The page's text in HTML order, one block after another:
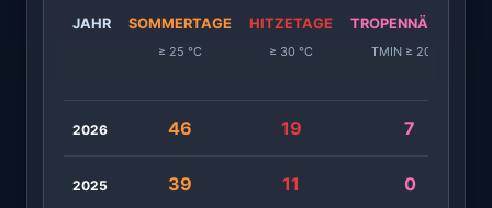
JAHR SOMMERTAGE
≥ 25 °C
HITZETAGE
≥ 30 °C
TROPENNÄCHTE
TMIN ≥ 20 °C
2026 46 19 7
2025 39 11 0